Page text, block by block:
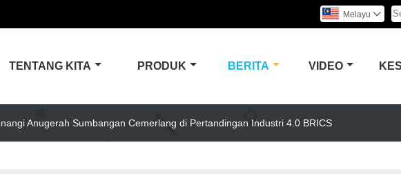
Melayu 
TENTANG KITA PRODUK BERITA VIDEO KES
Anugerah Sumbangan Cemerlang di Pertandingan Industri 4.0 BRICS